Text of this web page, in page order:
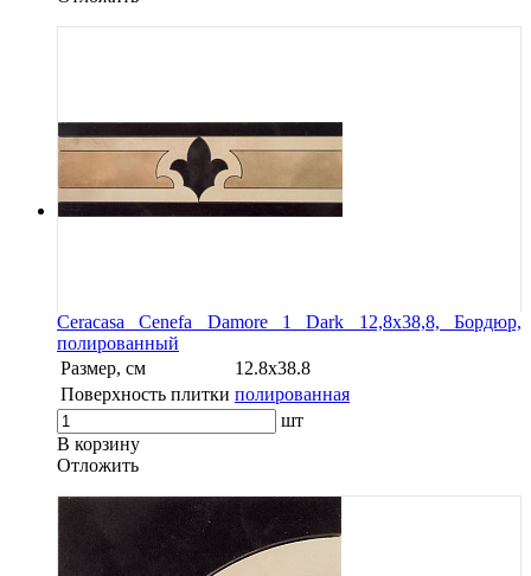
Ceracasa Cenefa Damore 1 Dark 12,8x38,8, Бордюр,
полированный
Размер, см
12.8х38.8
Поверхность плитки полированная
шт
В корзину
Oтложить